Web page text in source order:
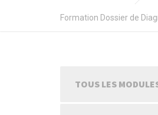
Formation Dossier de
TOUS LES